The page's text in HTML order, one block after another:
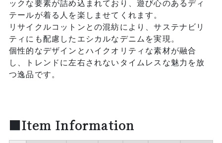
ックな要素が詰め込まれており、遊び心のあるディ
テールが着る人を楽しませてくれます。
リサイクルコットンとの混紡により、サステナビリ
ティにも配慮したエシカルなデニムを実現。
個性的なデザインとハイクオリティな素材が融合
し、トレンドに左右されないタイムレスな魅力を放
つ逸品です。
■Item Information